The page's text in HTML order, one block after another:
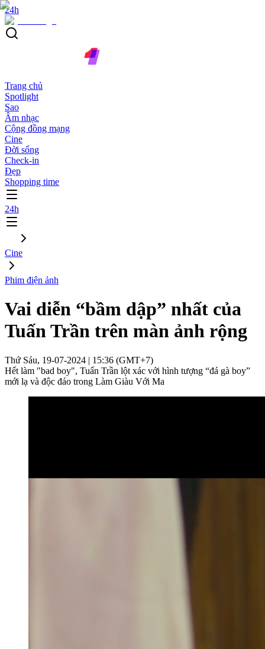
24h
Trang chủ
Spotlight
Sao
Âm nhạc
Cộng đồng mạng
Cine
Đời sống
Check-in
Đẹp
Shopping time
24h
Cine
Phim điện ảnh
Vai diễn “bầm dập” nhất của
Tuấn Trần trên màn ảnh rộng
Thứ Sáu, 19-07-2024 | 15:36 (GMT+7)
Hết làm "bad boy", Tuấn Trần lột xác với hình tượng “đá gà boy”
mới lạ và độc đáo trong Làm Giàu Với Ma